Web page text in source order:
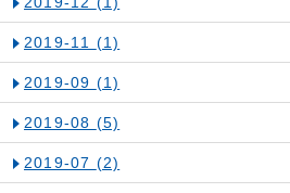
2019-11 (1)
2019-09 (1)
2019-08 (5)
2019-07 (2)